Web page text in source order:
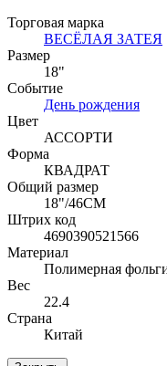
Торговая марка
ВЕСЁЛАЯ ЗАТЕЯ
Размер
18"
Событие
День рождения
Цвет
АССОРТИ
Форма
КВАДРАТ
Общий размер
18"/46СМ
Штрих код
4690390521566
Материал
Полимерная
Вес
22.4
Страна
Китай